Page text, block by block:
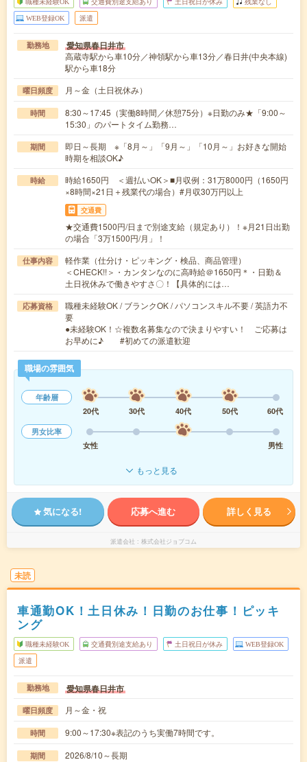
WEB登録OK 派遣
勤務地 愛知県春日井市
高蔵寺駅から車10分／神領駅から車13分／春日井(中央本線)
駅から車18分
曜日頻度 月～金（土日祝休み）
時間
8:30～17:45（実働8時間／休憩75分）※日勤のみ★「9:00～
15:30」のパートタイム勤務…
期間
即日～長期 ※「8月～」「9月～」「10月～」お好きな開始
時期を相談OK♪
時給
時給1650円 ＜週払いOK＞■月収例：31万8000円（1650円
×8時間×21日＋残業代の場合）#月収30万円以上
交通費
★交通費1500円/日まで別途支給（規定あり）！※月21日出勤
の場合「3万1500円/月」！
仕事内容
軽作業（仕分け・ピッキング・検品、商品管理）
＜CHECK!!＞・カンタンなのに高時給＠1650円＊・日勤＆
土日祝休みで働きやすさ〇！【具体的には…
応募資格
職種未経験OK / ブランクOK / パソコンスキル不要 / 英語力不
要
●未経験OK！☆複数名募集なので決まりやすい！ ご応募は
お早めに♪ #初めての派遣歓迎
職場の雰囲気
年齢層
20代
30代 40代 50代
60代
男女比率
女性
男性
もっと見る
気になる! 応募へ進む 詳しく見る
派遣会社 株式会社ジョブコム
未読
車通勤OK！土日休み！日勤のお仕事！ピッキ
ング
職種未経験OK 交通費別途支給あり 土日祝日が休み WEB登録OK
派遣
勤務地 愛知県春日井市
曜日頻度 月～金・祝
時間 9:00～17:30※表記のうち実働7時間です。
期間 2026/8/10～長期